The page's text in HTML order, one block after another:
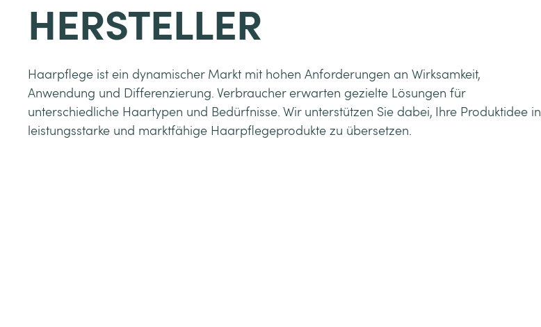
HERSTELLER
Haarpflege ist ein dynamischer Markt mit hohen Anforderungen an Wirksamkeit,
Anwendung und Differenzierung. Verbraucher erwarten gezielte Lösungen für
unterschiedliche Haartypen und Bedürfnisse. Wir unterstützen Sie dabei, Ihre Produktidee in
leistungsstarke und marktfähige Haarpflegeprodukte zu übersetzen.